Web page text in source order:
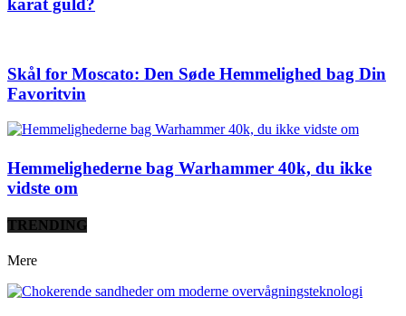
karat guld?
Skål for Moscato: Den Søde Hemmelighed bag Din
Favoritvin
Hemmelighederne bag Warhammer 40k, du ikke
vidste om
TRENDING
Mere